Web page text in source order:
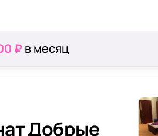
₽ в месяц
Добрые